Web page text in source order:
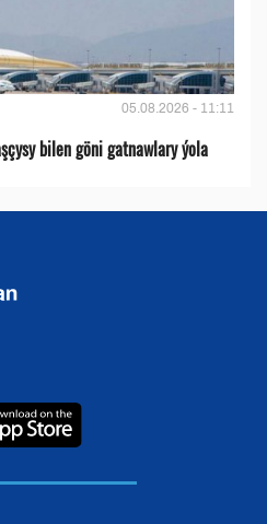
05.08.2026 - 11:11
bilen göni gatnawlary ýola